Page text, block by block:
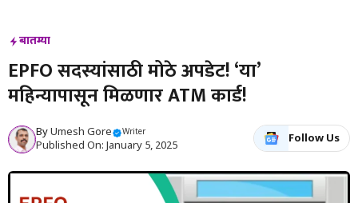
बातम्या
EPFO ​​सदस्यांसाठी मोठे अपडेट! ‘या’
महिन्यापासून मिळणार ATM कार्ड!
ByUmesh Gore Writer
Published On: January 5, 2025
Follow Us